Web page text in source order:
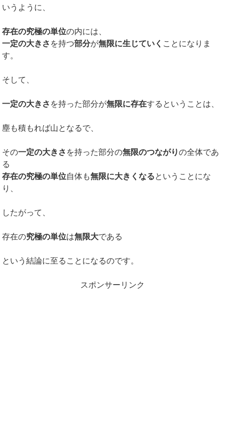
いうように、
存在の究極の単位の内には、
一定の大きさ を持つ部分が無限に生じていく ことになりま
す。
そして、
一定の大きさ を持った部分が無限に存在するということは、
塵も積もれば山となるで、
その一定の大きさ を持った部分の無限のつながりの全体であ
る
存在の究極の単位自体も無限に大きくなるということにな
り、
したがって、
存在の究極の単位は無限大である
という結論に至ることになるのです。
スポンサーリンク